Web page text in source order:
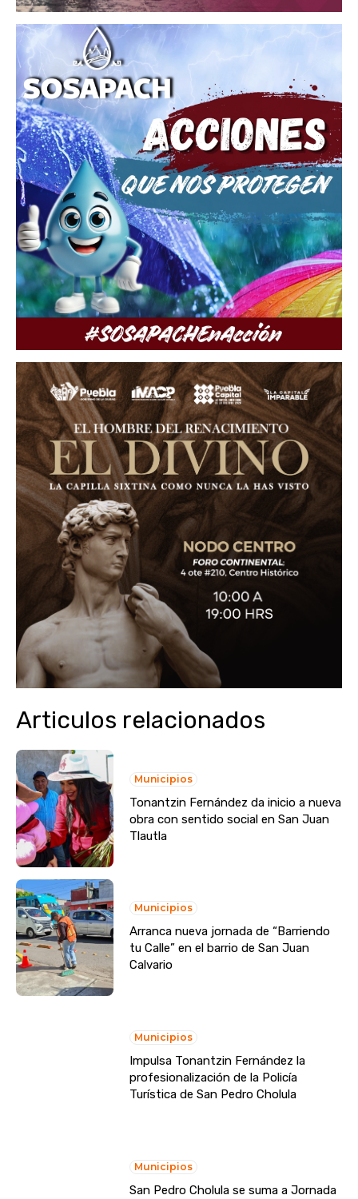
Articulos relacionados
Municipios
Tonantzin Fernández da inicio a nueva
obra con sentido social en San Juan
Tlautla
Municipios
Arranca nueva jornada de “Barriendo
tu Calle” en el barrio de San Juan
Calvario
Municipios
Impulsa Tonantzin Fernández la
profesionalización de la Policía
Turística de San Pedro Cholula
Municipios
San Pedro Cholula se suma a Jornada